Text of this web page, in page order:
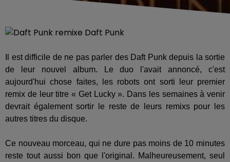
Il est difficile de ne pas parler des Daft Punk depuis la sortie
de leur nouvel album. Le duo l'avait annoncé, c'est
aujourd'hui chose faites, les robots ont sorti leur premier
remix de leur titre « Get Lucky ». Dans les semaines à venir
devrait également sortir le reste de leurs remixs pour les
autres titres du disque.
Ce nouveau morceau, qui ne dure pas moins de 10 minutes
reste tout aussi bon que l'original. Malheureusement, seul